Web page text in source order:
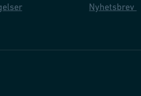
Nyhetsbrev